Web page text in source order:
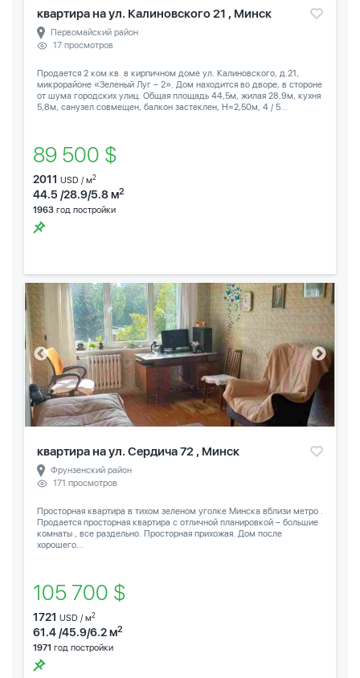
квартира на ул. Калиновского 21 , Минск
Первомайский район
17 просмотров
Продается 2 ком.кв. в кирпичном доме ул. Калиновского, д.21,
микрорайоне «Зеленый Луг – 2». Дом находится во дворе, в стороне
от шума городских улиц. Общая площадь 44,5м, жилая 28,9м, кухня
5,8м, санузел совмещен, балкон застеклен, Н=2,50м, 4 / 5...
89 500 $
2011 USD / м2
44.5 /28.9/5.8 м2
1963 год постройки
квартира на ул. Сердича 72 , Минск
Фрунзенский район
171 просмотров
Просторная квартира в тихом зеленом уголке Минска вблизи метро .
Продается просторная квартира с отличной планировкой – большие
комнаты , все раздельно. Просторная прихожая. Дом после
хорошего...
105 700 $
1721 USD / м2
61.4 /45.9/6.2 м2
1971 год постройки